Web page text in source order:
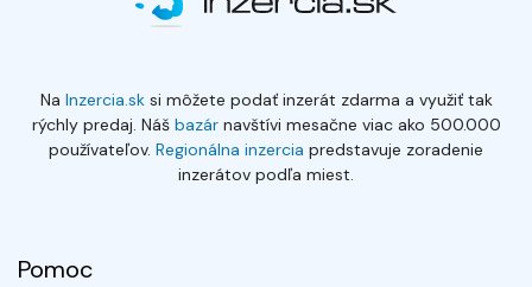
Na Inzercia.sksi môžete podať inzerát zdarma a využiť tak
rýchly predaj. Náš bazárnavštívi mesačne viac ako 500.000
používateľov. Regionálna inzercia predstavuje zoradenie
inzerátov podľa miest.
Pomoc